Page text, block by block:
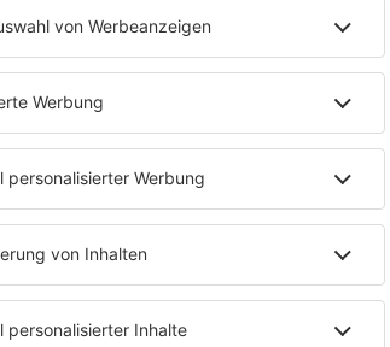
80s80s DIGITAL
Es läuft: